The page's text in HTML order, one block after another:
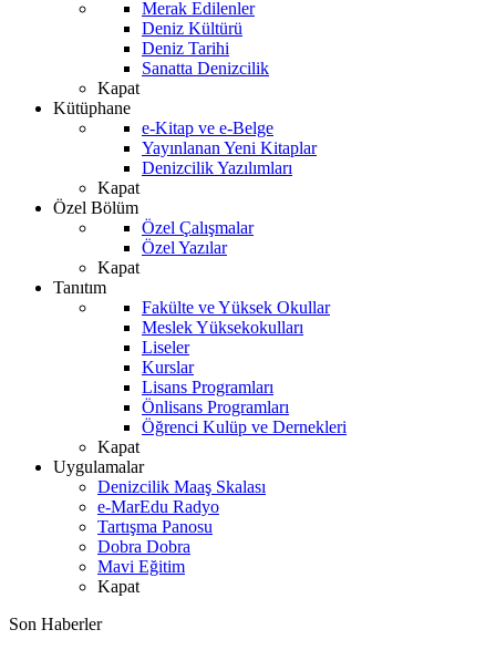
Merak Edilenler
Deniz Kültürü
Deniz Tarihi
Sanatta Denizcilik
Kapat
Kütüphane
e-Kitap ve e-Belge
Yayınlanan Yeni Kitaplar
Denizcilik Yazılımları
Kapat
Özel Bölüm
Özel Çalışmalar
Özel Yazılar
Kapat
Tanıtım
Fakülte ve Yüksek Okullar
Meslek Yüksekokulları
Liseler
Kurslar
Lisans Programları
Önlisans Programları
Öğrenci Kulüp ve Dernekleri
Kapat
Uygulamalar
Denizcilik Maaş Skalası
e-MarEdu Radyo
Tartışma Panosu
Dobra Dobra
Mavi Eğitim
Kapat
Son Haberler